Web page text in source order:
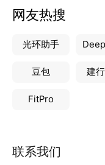
网友热搜
光环助手
豆包 建
FitPro
联系我们